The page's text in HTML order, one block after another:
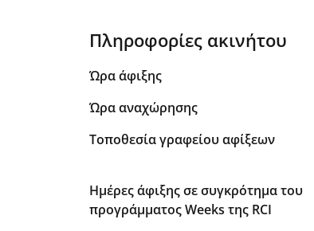
Πληροφορίες ακινήτου
Ώρα άφιξης
Ώρα αναχώρησης
Τοποθεσία γραφείου αφίξεων
Ημέρες άφιξης σε συγκρότημα του
προγράμματος Weeks της RCI